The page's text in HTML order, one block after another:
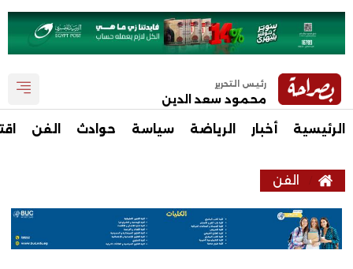
رئيس التحرير
محمود سعد الدين
الرئيسية أخبار الرياضة سياسة حوادث الفن
الفن